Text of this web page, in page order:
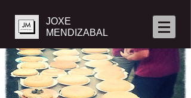
JOXE
MENDIZABAL